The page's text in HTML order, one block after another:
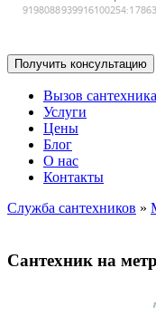
Вызов сантехника
Услуги
Цены
Блог
О нас
Контакты
Служба сантехников »
Сантехник на